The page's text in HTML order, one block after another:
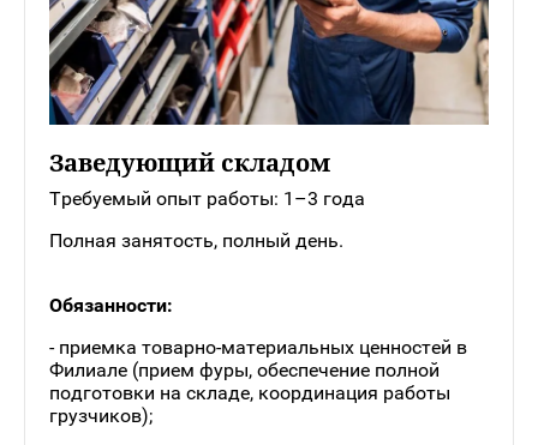
Заведующий складом
Требуемый опыт работы: 1–3 года
Полная занятость, полный день.
Обязанности:
- приемка товарно-материальных ценностей в
Филиале (прием фуры, обеспечение полной
подготовки на складе, координация работы
грузчиков);